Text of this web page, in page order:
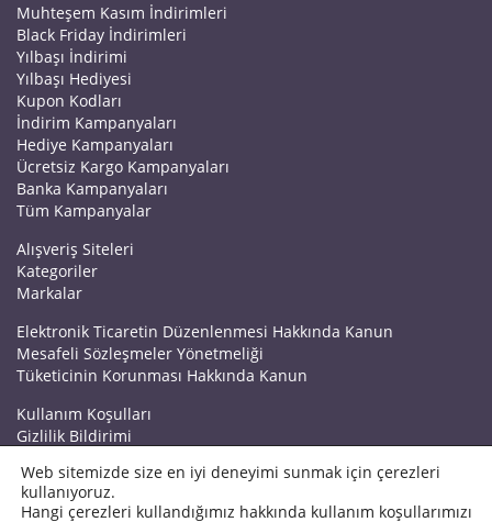
Muhteşem Kasım İndirimleri
Black Friday İndirimleri
Yılbaşı İndirimi
Yılbaşı Hediyesi
Kupon Kodları
İndirim Kampanyaları
Hediye Kampanyaları
Ücretsiz Kargo Kampanyaları
Banka Kampanyaları
Tüm Kampanyalar
Alışveriş Siteleri
Kategoriler
Markalar
Elektronik Ticaretin Düzenlenmesi Hakkında Kanun
Mesafeli Sözleşmeler Yönetmeliği
Tüketicinin Korunması Hakkında Kanun
Kullanım Koşulları
Gizlilik Bildirimi
Kuponrazzi Blog
Mağaza Ekle
Web sitemizde size en iyi deneyimi sunmak için çerezleri
kullanıyoruz.
Hangi çerezleri kullandığımız hakkında kullanım koşullarımızı